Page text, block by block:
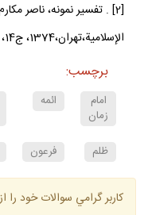
[2] . تفسير نمونه، ناصر
الإسلامية،تهران،1374، ج‏14، ص: 284-281
برچسب:
امام
زمان
ائمه
ظلم فرعون
كاربر گرامي سوالات خود